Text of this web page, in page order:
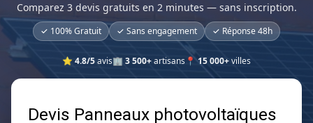
Comparez 3 devis gratuits en 2 minutes — sans inscription.
✓ 100% Gratuit ✓ Sans engagement ✓ Réponse 48h
⭐ 4.8/5avis🏢 3 500+artisans 📍15 000+villes